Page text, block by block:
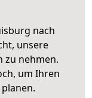
nach
unsere
zu nehmen.
um Ihren